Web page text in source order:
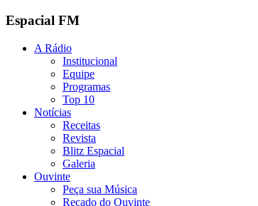
Espacial FM
A Rádio
Institucional
Equipe
Programas
Top 10
Notícias
Receitas
Revista
Blitz Espacial
Galeria
Ouvinte
Peça sua Música
Recado do Ouvinte